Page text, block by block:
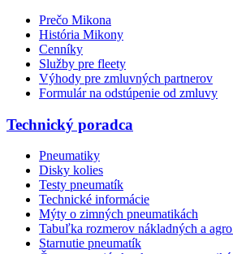
Prečo Mikona
História Mikony
Cenníky
Služby pre fleety
Výhody pre zmluvných partnerov
Formulár na odstúpenie od zmluvy
Technický poradca
Pneumatiky
Disky kolies
Testy pneumatík
Technické informácie
Mýty o zimných pneumatikách
Tabuľka rozmerov nákladných a
Starnutie pneumatík